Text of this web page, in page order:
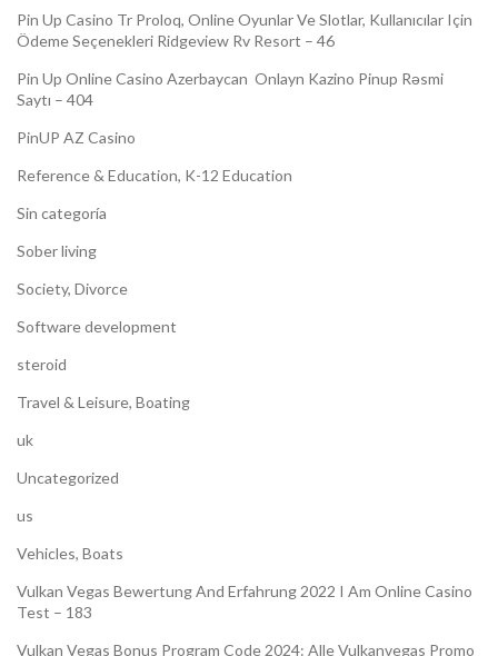
Pin Up Casino Tr Proloq, Online Oyunlar Ve Slotlar, Kullanıcılar Için
Ödeme Seçenekleri Ridgeview Rv Resort – 46
Pin Up Online Casino Azerbaycan ️ Onlayn Kazino Pinup Rəsmi
Saytı – 404
PinUP AZ Casino
Reference & Education, K-12 Education
Sin categoría
Sober living
Society, Divorce
Software development
steroid
Travel & Leisure, Boating
uk
Uncategorized
us
Vehicles, Boats
Vulkan Vegas Bewertung And Erfahrung 2022 I Am Online Casino
Test – 183
Vulkan Vegas Bonus Program Code 2024: Alle Vulkanvegas Promo